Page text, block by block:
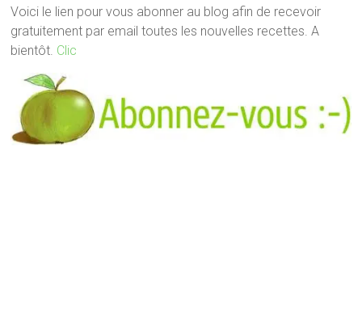
Voici le lien pour vous abonner au blog afin de recevoir
gratuitement par email toutes les nouvelles recettes. A
bientôt. Clic